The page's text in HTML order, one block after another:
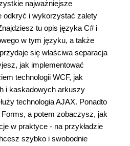
najważniejsze
odkryć i wykorzystać zalety
tu opis języka C# i
w tym języku, a także
się właściwa separacja
jak implementować
technologii WCF, jak
i kaskadowych arkuszy
technologia AJAX. Ponadto
a potem zobaczysz, jak
w praktyce - na przykładzie
szybko i swobodnie